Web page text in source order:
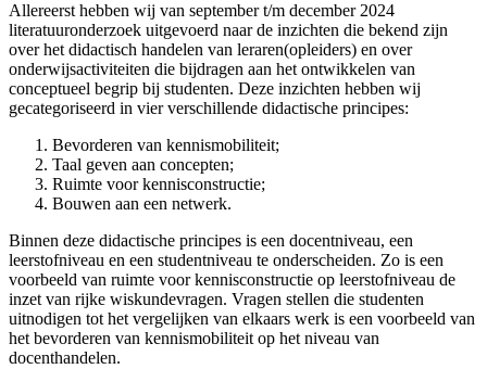
Allereerst hebben wij van september t/m december 2024
literatuuronderzoek uitgevoerd naar de inzichten die bekend zijn
over het didactisch handelen van leraren(opleiders) en over
onderwijsactiviteiten die bijdragen aan het ontwikkelen van
conceptueel begrip bij studenten. Deze inzichten hebben wij
gecategoriseerd in vier verschillende didactische principes:
Bevorderen van kennismobiliteit;
Taal geven aan concepten;
Ruimte voor kennisconstructie;
Bouwen aan een netwerk.
Binnen deze didactische principes is een docentniveau, een
leerstofniveau en een studentniveau te onderscheiden. Zo is een
voorbeeld van ruimte voor kennisconstructie op leerstofniveau de
inzet van rijke wiskundevragen. Vragen stellen die studenten
uitnodigen tot het vergelijken van elkaars werk is een voorbeeld van
het bevorderen van kennismobiliteit op het niveau van
docenthandelen.